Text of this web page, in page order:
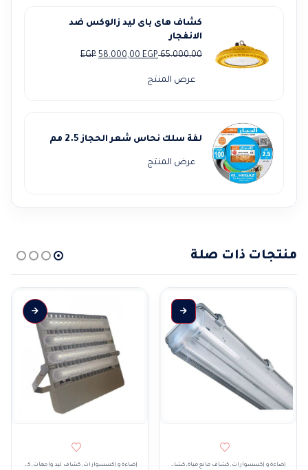
كشاف هاى باى ليد زالوكس ضد
الانفجار
65.000,00
EGP
السعر58.000,00EGP
السعر
عرض المنتج
لفة سلك نحاس شعر الحجاز 2.5 مم
عرض المنتج
منتجات ذات صلة
إضاءة و إكسسوارات , كشاف مانع مياة, كشافات كشافات خارجىإضاءة و إكسسوارات , كشاف ليد واجهات , كشافات